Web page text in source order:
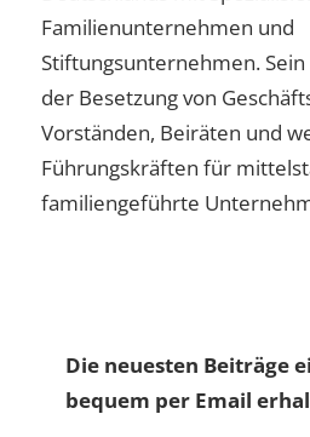
Familienunternehmen und
Stiftungsunternehmen.
der Besetzung von
Vorständen, Beiräten und
Führungskräften für
familiengeführte
Die neuesten Beiträge
bequem per Email